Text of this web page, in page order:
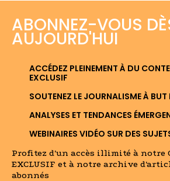
ABONNEZ-VOUS
AUJOURD'HUI
ACCÉDEZ PLEINEMENT À DU
EXCLUSIF
SOUTENEZ LE JOURNALISME À
ANALYSES ET TENDANCES
WEBINAIRES VIDÉO SUR DES
Profitez d'un accès illimité à notre
EXCLUSIF et à notre archive
abonnés